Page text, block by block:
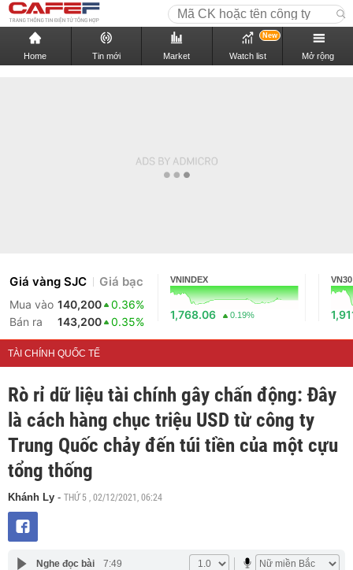
Home Tin mới Market Watch list
New
Mở rộng
Giá vàng SJC Giá bạc
Mua vào 140,200
0.36%
Bán ra
143,200 0.35%
VNINDEX
1,768.06 0.19%
VN30
TÀI CHÍNH QUỐC TẾ
Rò rỉ dữ liệu tài chính gây chấn động: Đây
là cách hàng chục triệu USD từ công ty
Trung Quốc chảy đến túi tiền của một cựu
tổng thống
Khánh Ly - THỨ 5 , 02/12/2021, 06:24
Nghe đọc bài 7:49